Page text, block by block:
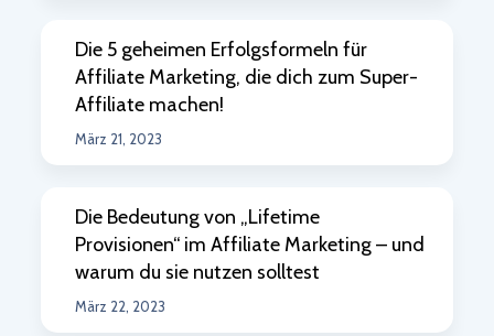
Die 5 geheimen Erfolgsformeln für
Affiliate Marketing, die dich zum Super-
Affiliate machen!
März 21, 2023
Die Bedeutung von „Lifetime
Provisionen“ im Affiliate Marketing – und
warum du sie nutzen solltest
März 22, 2023